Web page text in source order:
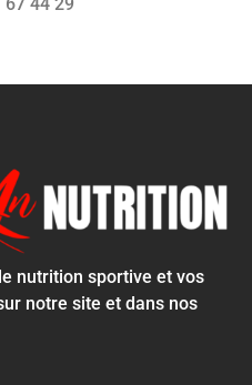
nutrition sportive et vos
notre site et dans nos